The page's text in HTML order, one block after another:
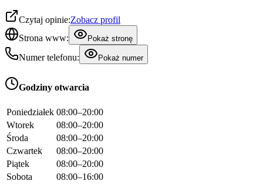
Czytaj opinie:Zobacz profil
Strona www:
Pokaż stronę
Numer telefonu: Pokaż numer
Godziny otwarcia
Poniedziałek 08:00–20:00
Wtorek
08:00–20:00
Środa
08:00–20:00
Czwartek
08:00–20:00
Piątek
08:00–20:00
Sobota
08:00–16:00